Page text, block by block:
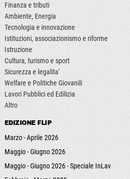
Finanza e tributi
Ambiente, Energia
Tecnologia e innovazione
Istituzioni, associazionismo e riforme
Istruzione
Cultura, turismo e sport
Sicurezza e legalita'
Welfare e Politiche Giovanili
Lavori Pubblici ed Edilizia
Altro
EDIZIONE FLIP
Marzo - Aprile 2026
Maggio - Giugno 2026
Maggio - Giugno 2026 - Speciale InLav